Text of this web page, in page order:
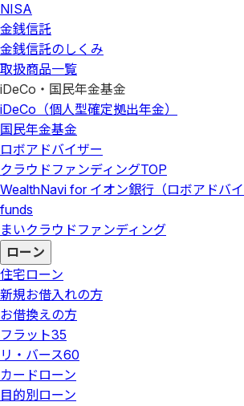
NISA
金銭信託
金銭信託のしくみ
取扱商品一覧
iDeCo・国民年金基金
iDeCo（個人型確定拠出年金）
国民年金基金
ロボアドバイザー
クラウドファンディングTOP
WealthNavi for イオン銀行（ロボアドバイ
funds
まいクラウドファンディング
ローン
住宅ローン
新規お借入れの方
お借換えの方
フラット35
リ・バース60
カードローン
目的別ローン